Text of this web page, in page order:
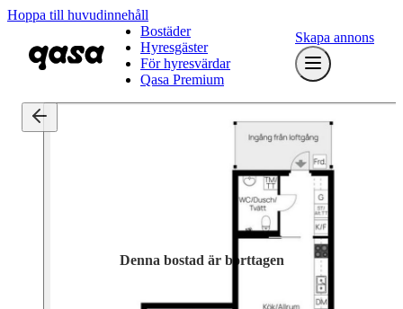
Hoppa till huvudinnehåll
Bostäder
Hyresgäster
För hyresvärdar
Qasa Premium
Skapa annons
Denna bostad är borttagen